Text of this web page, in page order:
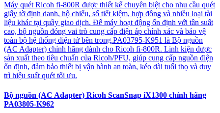
Máy quét Ricoh fi-800R được thiết kế chuyên biệt cho nhu cầu quét
giấy tờ định danh, hộ chiếu, sổ tiết kiệm, hợp đồng và nhiều loại tài
liệu khác tại quầy giao dịch. Để máy hoạt động ổn định với tần suất
cao, bộ nguồn đóng vai trò cung cấp điện áp chính xác và bảo vệ
toàn bộ hệ thống điện tử bên trong.PA03795-K951 là Bộ nguồn
(AC Adapter) chính hãng dành cho Ricoh fi-800R. Linh kiện được
sản xuất theo tiêu chuẩn của Ricoh/PFU, giúp cung cấp nguồn điện
ổn định, đảm bảo thiết bị vận hành an toàn, kéo dài tuổi thọ và duy
trì hiệu suất quét tối ưu.
Bộ nguồn (AC Adapter) Ricoh ScanSnap iX1300 chính hãng
PA03805-K962